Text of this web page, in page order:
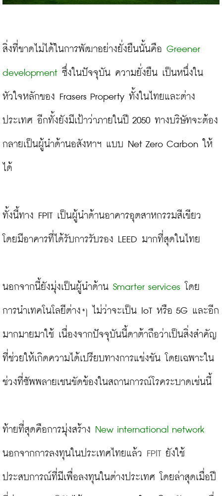
สิ่งที่ขาดไม่ได้ในการพัฒาอย่างยั่งยืนนั้นคือ Greener
development ซึ่งในปัจจุบัน ความยั่งยืน เป็นหนึ่งใน
หัวใจหลักของ Frasers Property ทั้งในไทยและต่าง
ประเทศ อีกทั้งยังมีเป้าว่าภายในปี 2050 ทางบริษัทจะต้อง
กลายเป็นผู้นำด้านอสังหาฯ แบบ Net Zero Carbon ให้
ได้
ทั้งนี้ทาง FPIT เป็นผู้นำด้านอาคารอุตสาหกรรมสีเขียว
โดยมีอาคารที่ได้รับการรับรอง LEED มากที่สุดในไทย
นอกจากนี้ยังมุ่งเป็นผู้นำด้าน Smarter services โดย
การนำเทคโนโลยีต่างๆ ไม่ว่าจะเป็น IoT หรือ 5G และอีก
มากมายมาใช้ เนื่องจากปัจจุบันนี้ดาต้าถือว่าเป็นสิ่งสำคัญ
ที่ช่วยให้เกิดความได้เปรียบทางการแข่งขัน โดยเฉพาะใน
ช่วงที่ซัพพลายเชนขัดข้องในสถานการณ์โรคระบาดเช่นนี้
ท้ายที่สุดคือการมุ่งสร้าง New international network
นอกจากการลงทุนในประเทศไทยแล้ว FPIT ยังใช้
ประสบการณ์ที่มีเพื่อลงทุนในต่างประเทศ โดยล่าสุดเมื่อปี